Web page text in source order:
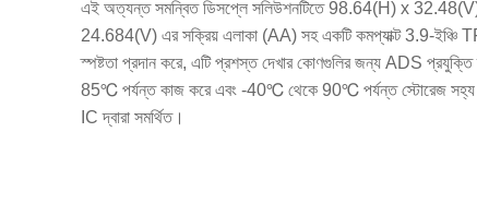
এই অত্যন্ত সমন্বিত ডিসপ্লে সলিউশনটিতে 98.64(H) x 32.48(V)
24.684(V) এর সক্রিয় এলাকা (AA) সহ একটি কমপ্যাক্ট 3.9-ইঞ্চি
স্পষ্টতা প্রদান করে, এটি প্রশস্ত দেখার কোণগুলির জন্য ADS
85℃ পর্যন্ত কাজ করে এবং -40℃ থেকে 90℃ পর্যন্ত স্টোরেজ সহ্য
IC দ্বারা সমর্থিত।